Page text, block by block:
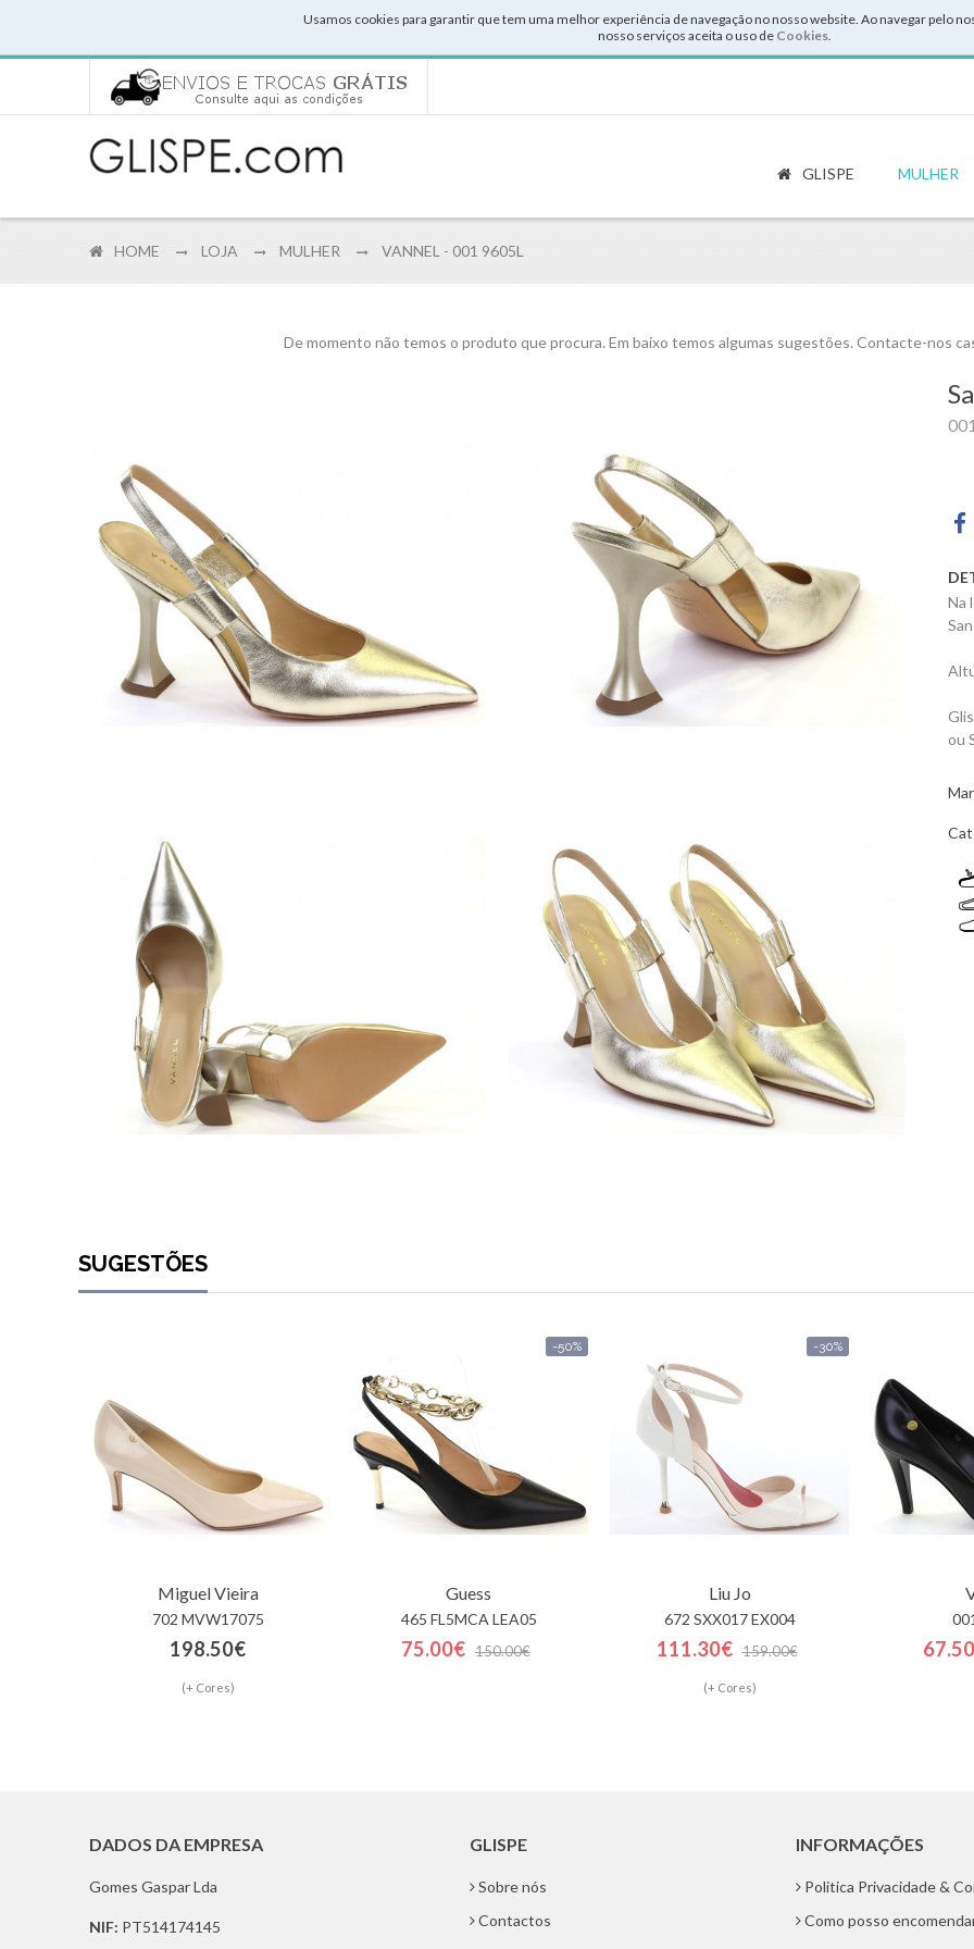
Usamos cookies para garantir que tem uma melhor experiência de navegação no nosso website. Ao navegar pelo
nosso serviços aceita o uso de Cookies.
GLISPE MULHER
HOME LOJA MULHER VANNEL - 001 9605L
De momento não temos o produto que procura. Em baixo temos algumas sugestões. Contacte-nos
Na
ou
SUGESTÕES
Miguel Vieira
702 MVW17075
198.50€
(+ Cores)
-50%
Guess
465 FL5MCA LEA05
75.00€ 150.00€
-30%
Liu Jo
672 SXX017 EX004
111.30€ 159.00€
(+ Cores)
DADOS DA EMPRESA
Gomes Gaspar Lda
NIF: PT514174145
GLISPE
Sobre nós
Contactos
INFORMAÇÕES
Politica Privacidade &
Como posso